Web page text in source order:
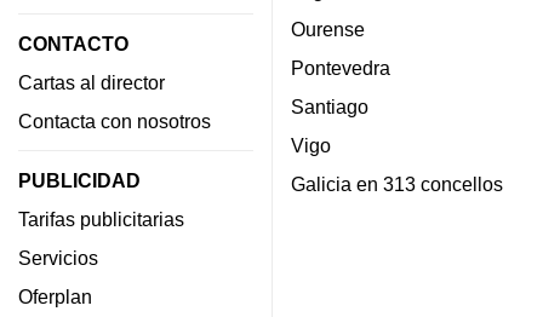
CONTACTO
Cartas al director
Contacta con nosotros
PUBLICIDAD
Tarifas publicitarias
Servicios
Oferplan
Ourense
Pontevedra
Santiago
Vigo
Galicia en 313 concellos